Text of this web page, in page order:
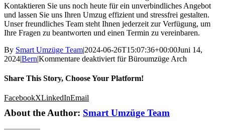
Kontaktieren Sie uns noch heute für ein unverbindliches Angebot
und lassen Sie uns Ihren Umzug effizient und stressfrei gestalten.
Unser freundliches Team steht Ihnen jederzeit zur Verfügung, um
Ihre Fragen zu beantworten und einen Termin zu vereinbaren.
By Smart Umzüge Team|2024-06-26T15:07:36+00:00Juni 14,
2024|Bern|Kommentare deaktiviert für Büroumzüge Arch
Share This Story, Choose Your Platform!
FacebookXLinkedInEmail
About the Author: Smart Umzüge Team